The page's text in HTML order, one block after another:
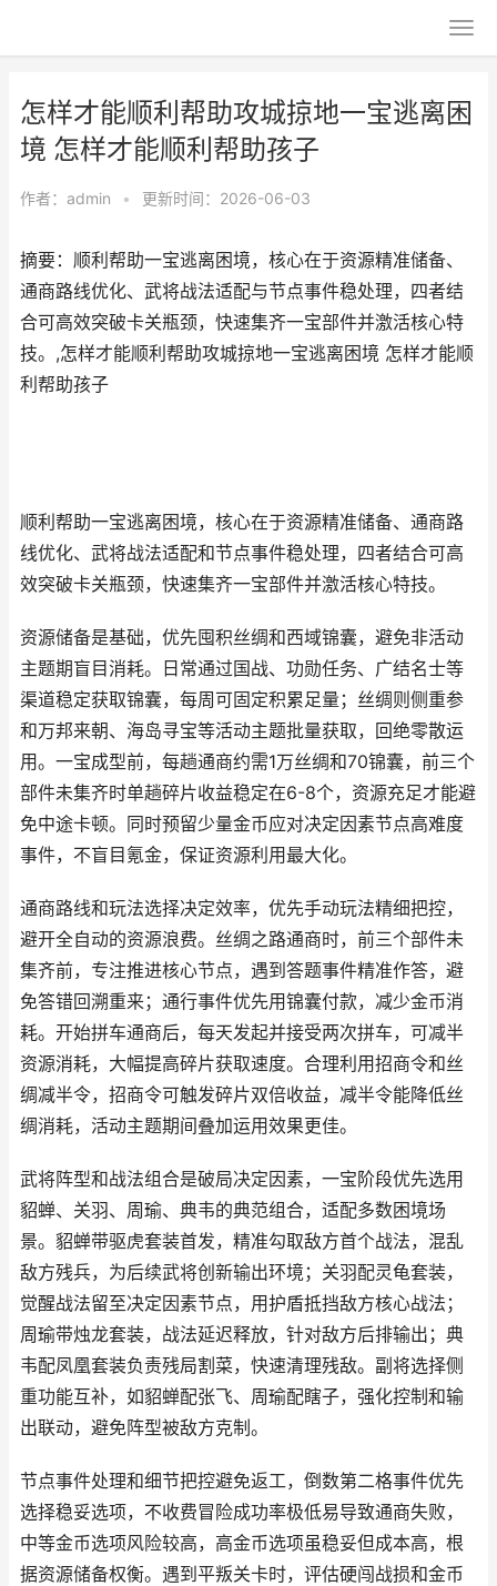
怎样才能顺利帮助攻城掠地一宝逃离困
境 怎样才能顺利帮助孩子
作者： admin • 更新时间：2026-06-03
摘要：顺利帮助一宝逃离困境，核心在于资源精准储备、
通商路线优化、武将战法适配与节点事件稳处理，四者结
合可高效突破卡关瓶颈，快速集齐一宝部件并激活核心特
技。,怎样才能顺利帮助攻城掠地一宝逃离困境 怎样才能顺
利帮助孩子
顺利帮助一宝逃离困境，核心在于资源精准储备、通商路
线优化、武将战法适配和节点事件稳处理，四者结合可高
效突破卡关瓶颈，快速集齐一宝部件并激活核心特技。
资源储备是基础，优先囤积丝绸和西域锦囊，避免非活动
主题期盲目消耗。日常通过国战、功勋任务、广结名士等
渠道稳定获取锦囊，每周可固定积累足量；丝绸则侧重参
和万邦来朝、海岛寻宝等活动主题批量获取，回绝零散运
用。一宝成型前，每趟通商约需1万丝绸和70锦囊，前三个
部件未集齐时单趟碎片收益稳定在6-8个，资源充足才能避
免中途卡顿。同时预留少量金币应对决定因素节点高难度
事件，不盲目氪金，保证资源利用最大化。
通商路线和玩法选择决定效率，优先手动玩法精细把控，
避开全自动的资源浪费。丝绸之路通商时，前三个部件未
集齐前，专注推进核心节点，遇到答题事件精准作答，避
免答错回溯重来；通行事件优先用锦囊付款，减少金币消
耗。开始拼车通商后，每天发起并接受两次拼车，可减半
资源消耗，大幅提高碎片获取速度。合理利用招商令和丝
绸减半令，招商令可触发碎片双倍收益，减半令能降低丝
绸消耗，活动主题期间叠加运用效果更佳。
武将阵型和战法组合是破局决定因素，一宝阶段优先选用
貂蝉、关羽、周瑜、典韦的典范组合，适配多数困境场
景。貂蝉带驱虎套装首发，精准勾取敌方首个战法，混乱
敌方残兵，为后续武将创新输出环境；关羽配灵龟套装，
觉醒战法留至决定因素节点，用护盾抵挡敌方核心战法；
周瑜带烛龙套装，战法延迟释放，针对敌方后排输出；典
韦配凤凰套装负责残局割菜，快速清理残敌。副将选择侧
重功能互补，如貂蝉配张飞、周瑜配瞎子，强化控制和输
出联动，避免阵型被敌方克制。
节点事件处理和细节把控避免返工，倒数第二格事件优先
选择稳妥选项，不收费冒险成功率极低易导致通商失败，
中等金币选项风险较高，高金币选项虽稳妥但成本高，根
据资源储备权衡。遇到平叛关卡时，评估硬闯战损和金币